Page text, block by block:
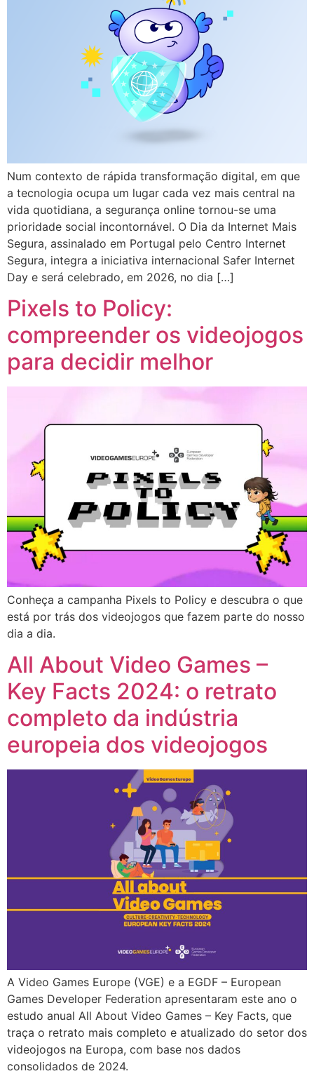
Num contexto de rápida transformação digital, em que
a tecnologia ocupa um lugar cada vez mais central na
vida quotidiana, a segurança online tornou-se uma
prioridade social incontornável. O Dia da Internet Mais
Segura, assinalado em Portugal pelo Centro Internet
Segura, integra a iniciativa internacional Safer Internet
Day e será celebrado, em 2026, no dia […]
Pixels to Policy:
compreender os videojogos
para decidir melhor
Conheça a campanha Pixels to Policy e descubra o que
está por trás dos videojogos que fazem parte do nosso
dia a dia.
All About Video Games –
Key Facts 2024: o retrato
completo da indústria
europeia dos videojogos
A Video Games Europe (VGE) e a EGDF – European
Games Developer Federation apresentaram este ano o
estudo anual All About Video Games – Key Facts, que
traça o retrato mais completo e atualizado do setor dos
videojogos na Europa, com base nos dados
consolidados de 2024.